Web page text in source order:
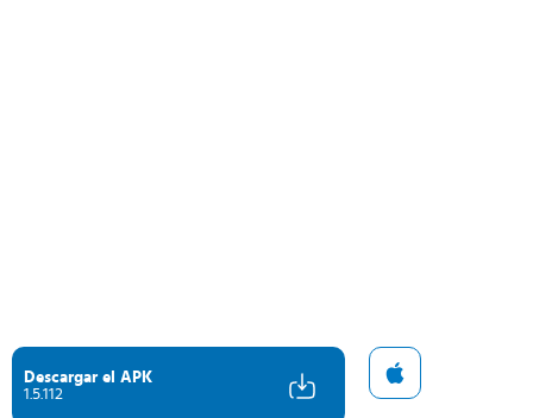
Descargar el APK
1.5.112